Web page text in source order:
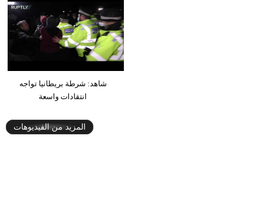
شاهد: شرطة بريطانيا تواجه
انتقادات واسعة
المزيد من الفيديوهات